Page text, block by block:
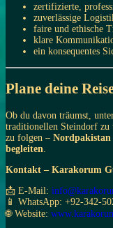
zertifizierte,
zuverlässige
faire und ethische
klare
ein konsequentes
Plane deine
Ob du davon träumst,
traditionellen Steindorf zu
zu folgen – Nordpakistan
begleiten
Kontakt – Karakorum
📩 E-Mail:
📱 WhatsApp: +92-342-
🌐 Website: